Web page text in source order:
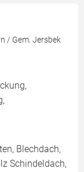
/ Gem. Jersbek
Blechdach,
Schindeldach,